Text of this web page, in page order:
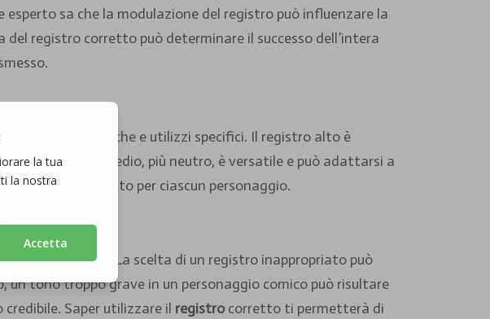
sa che la modulazione del registro può influenzare la
del registro corretto può determinare il successo dell’intera
caratteristiche e utilizzi specifici. Il registro alto è
Il registro medio, più neutro, è versatile e può adattarsi a
il registro giusto per ciascun personaggio.
di utilizzare. La scelta di un registro inappropriato può
un tono troppo grave in un personaggio comico può risultare
Saper utilizzare il registrocorretto ti permetterà di